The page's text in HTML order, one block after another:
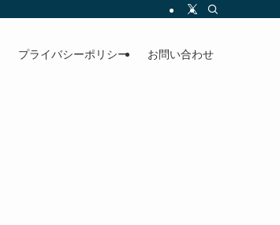
プライバシーポリシー お問い合わせ